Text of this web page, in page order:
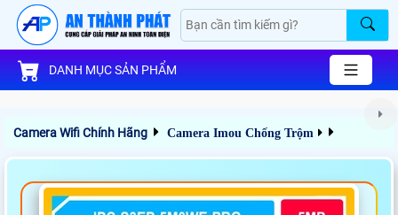
DANH MỤC SẢN PHẨM
Camera Wifi Chính Hãng Camera Imou Chống Trộm